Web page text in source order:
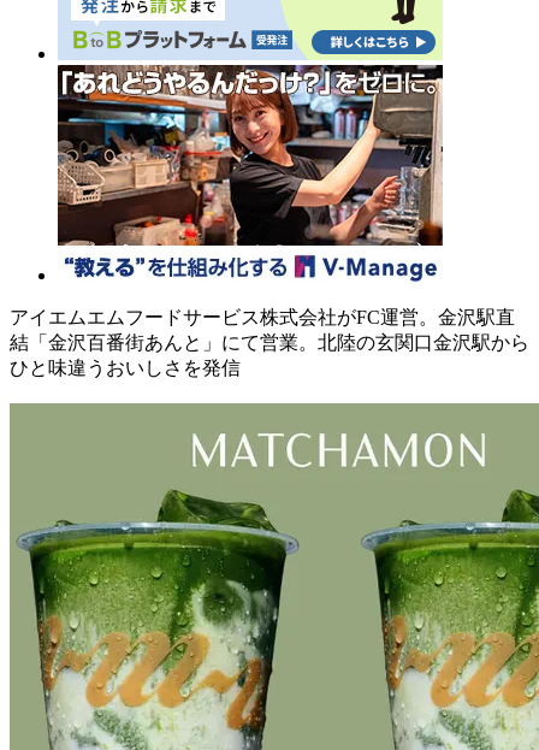
アイエムエムフードサービス株式会社がFC運営。金沢駅直
結「金沢百番街あんと」にて営業。北陸の玄関口金沢駅から
ひと味違うおいしさを発信